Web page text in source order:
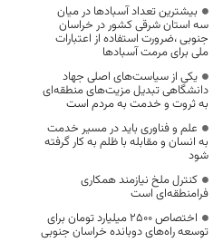
بیشترین تعداد آسبادها در میان
سه استان شرقی کشور در خراسان
جنوبی ،ضرورت استفاده از اعتبارات
ملی برای مرمت آسبادها
یکی از سیاست‌های اصلی جهاد
دانشگاهی تبدیل مزیت‌های منطقه‌ای
به ثروت و خدمت به مردم است
علم و فناوری باید در مسیر خدمت
به انسان و مقابله با ظلم به کار گرفته
شود
کنترل ملخ نیازمند همکاری
فرامنطقه‌ای است
اختصاص 2500 میلیارد تومان برای
توسعه راه‌های دوبانده خراسان جنوبی